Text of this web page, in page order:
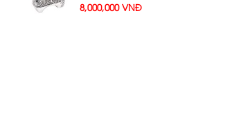
8,000,000VNĐ